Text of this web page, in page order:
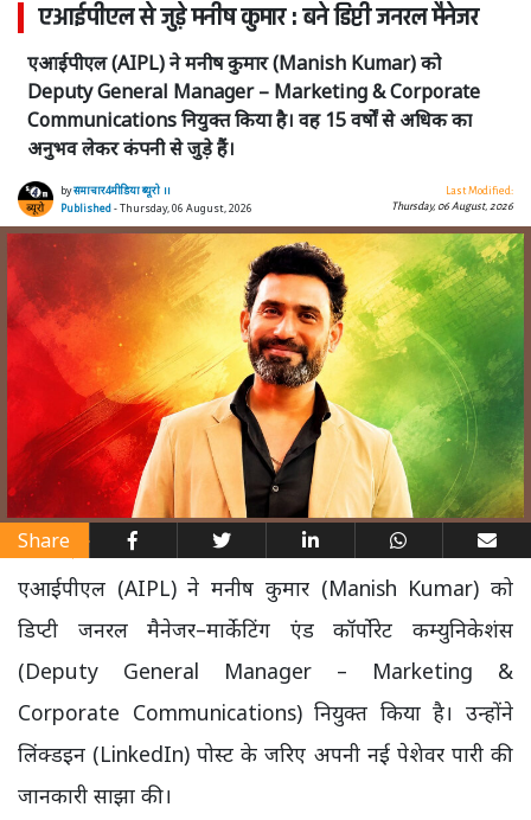
एआईपीएल से जुड़े मनीष कुमार : बने डिप्टी जनरल मैनेजर
एआईपीएल (AIPL) ने मनीष कुमार (Manish Kumar) को
Deputy General Manager – Marketing & Corporate
Communications नियुक्त किया है। वह 15 वर्षों से अधिक का
अनुभव लेकर कंपनी से जुड़े हैं।
byसमाचार4मीडिया ब्यूरो ।।
Published- Thursday, 06 August, 2026
Last Modified:
Thursday, 06 August, 2026
Share
एआईपीएल (AIPL) ने मनीष कुमार (Manish Kumar) को
डिप्टी जनरल मैनेजर–मार्केटिंग एंड कॉर्पोरेट कम्युनिकेशंस
(Deputy General Manager – Marketing &
Corporate Communications) नियुक्त किया है। उन्होंने
लिंक्डइन (LinkedIn) पोस्ट के जरिए अपनी नई पेशेवर पारी की
जानकारी साझा की।